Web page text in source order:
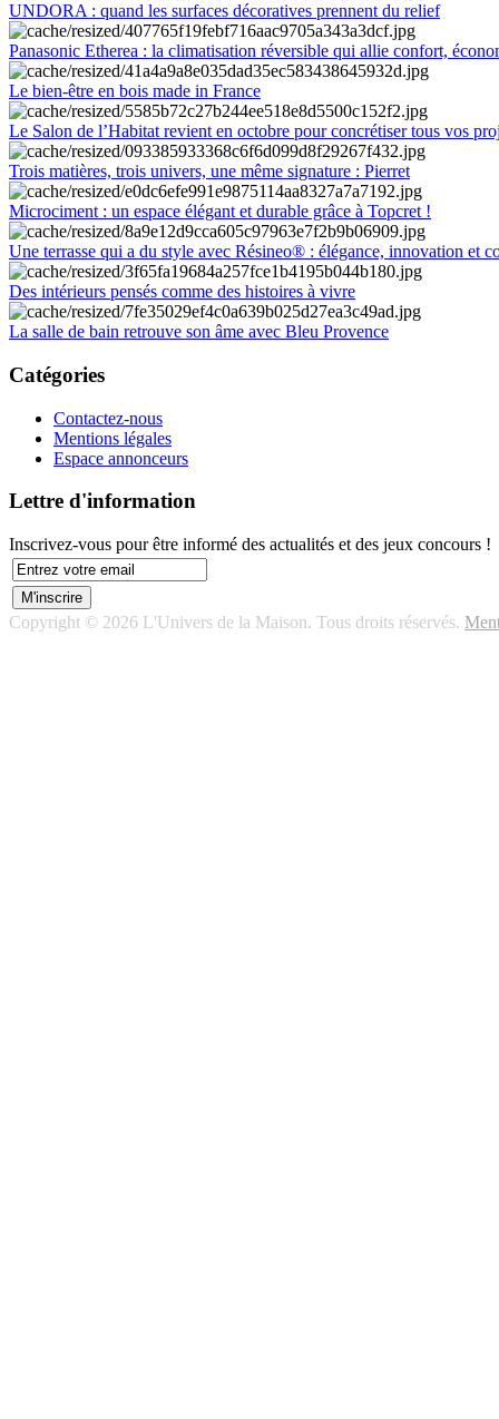
UNDORA : quand les surfaces décoratives prennent du relief
Panasonic Etherea : la climatisation réversible qui allie confort,
Le bien-être en bois made in France
Le Salon de l’Habitat revient en octobre pour concrétiser tous vos
Trois matières, trois univers, une même signature : Pierret
Microciment : un espace élégant et durable grâce à Topcret !
Une terrasse qui a du style avec Résineo® : élégance, innovation et
Des intérieurs pensés comme des histoires à vivre
La salle de bain retrouve son âme avec Bleu Provence
Catégories
Contactez-nous
Mentions légales
Espace annonceurs
Lettre d'information
Inscrivez-vous pour être informé des actualités et des jeux concours !
Copyright © 2026 L'Univers de la Maison. Tous droits réservés.